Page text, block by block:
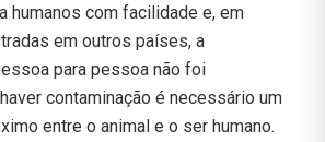
humanos com facilidade e, em
em outros países, a
para pessoa não foi
contaminação é necessário um
entre o animal e o ser humano.